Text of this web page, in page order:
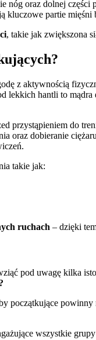
nóg oraz dolnej części
kluczowe partie
, takie jak zwiększona
z aktywnością
lekkich hantli to
przystąpieniem do
oraz dobieranie
takie jak:
ruchach – dzięki
pod uwagę kilka
początkujące powinny
wszystkie